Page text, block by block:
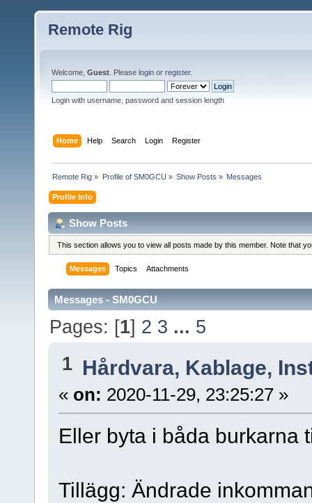
Remote Rig
Welcome, Guest . Please login or register.
Login with username, password and session length
Home Help Search Login Register
Remote Rig » Profile of SM0GCU » Show Posts » Messages
Profile Info
Show Posts
This section allows you to view all posts made by this member. Note that
Messages Topics Attachments
Messages - SM0GCU
Pages: [1] 2 3 ... 5
1 Hårdvara, Kablage,
« on: 2020-11-29, 23:25:27 »
Eller byta i båda burkarna
Tillägg: Ändrade